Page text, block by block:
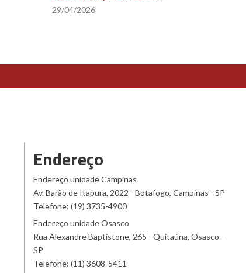
29/04/2026
Endereço
Endereço unidade Campinas
Av. Barão de Itapura, 2022 - Botafogo, Campinas - SP
Telefone: (19) 3735-4900
Endereço unidade Osasco
Rua Alexandre Baptistone, 265 - Quitaúna, Osasco -
SP
Telefone: (11) 3608-5411